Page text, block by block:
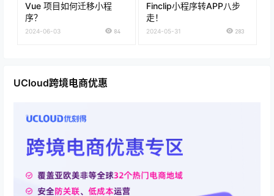
Vue 项目如何迁移小程
序？
2024-06-03 84
Finclip小程序转APP八步
走！
2024-05-31 283
UCloud跨境电商优惠